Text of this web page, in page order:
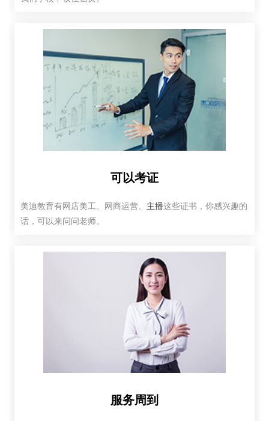
可以考证
美迪教育有网店美工、网商运营、 主播这些证书，你感兴趣的
话，可以来问问老师。
服务周到